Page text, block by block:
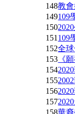
148教
149109
150
151 109
152全
153 《
154
155
156
157
158華